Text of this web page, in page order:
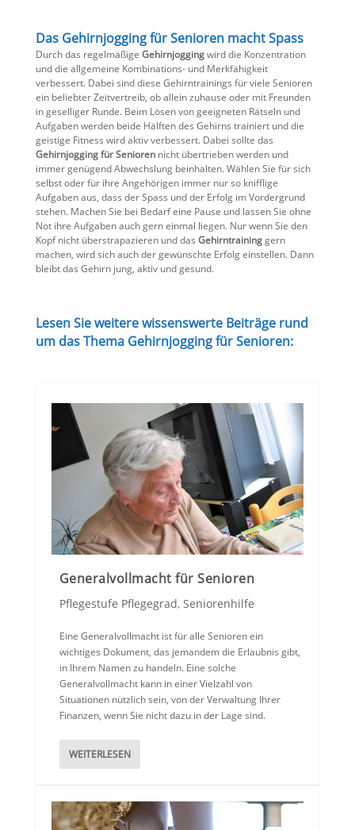
Das Gehirnjogging für Senioren macht Spass
Durch das regelmäßige Gehirnjoggingwird die Konzentration
und die allgemeine Kombinations- und Merkfähigkeit
verbessert. Dabei sind diese Gehirntrainings für viele Senioren
ein beliebter Zeitvertreib, ob allein zuhause oder mit Freunden
in geselliger Runde. Beim Lösen von geeigneten Rätseln und
Aufgaben werden beide Hälften des Gehirns trainiert und die
geistige Fitness wird aktiv verbessert. Dabei sollte das
Gehirnjogging für Seniorennicht übertrieben werden und
immer genügend Abwechslung beinhalten. Wählen Sie für sich
selbst oder für ihre Angehörigen immer nur so knifflige
Aufgaben aus, dass der Spass und der Erfolg im Vordergrund
stehen. Machen Sie bei Bedarf eine Pause und lassen Sie ohne
Not ihre Aufgaben auch gern einmal liegen. Nur wenn Sie den
Kopf nicht überstrapazieren und das Gehirntraininggern
machen, wird sich auch der gewünschte Erfolg einstellen. Dann
bleibt das Gehirn jung, aktiv und gesund.
Lesen Sie weitere wissenswerte Beiträge rund
um das Thema Gehirnjogging für Senioren:
Generalvollmacht für Senioren
Pflegestufe Pflegegrad, Seniorenhilfe
Eine Generalvollmacht ist für alle Senioren ein
wichtiges Dokument, das jemandem die Erlaubnis gibt,
in Ihrem Namen zu handeln. Eine solche
Generalvollmacht kann in einer Vielzahl von
Situationen nützlich sein, von der Verwaltung Ihrer
Finanzen, wenn Sie nicht dazu in der Lage sind.
WEITERLESEN